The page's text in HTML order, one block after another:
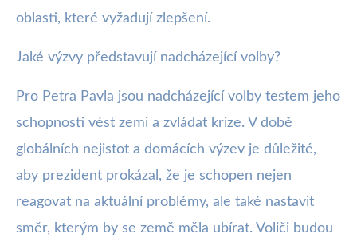
oblasti, které vyžadují zlepšení.
Jaké výzvy představují nadcházející volby?
Pro Petra Pavla jsou nadcházející volby testem jeho
schopnosti vést zemi a zvládat krize. V době
globálních nejistot a domácích výzev je důležité,
aby prezident prokázal, že je schopen nejen
reagovat na aktuální problémy, ale také nastavit
směr, kterým by se země měla ubírat. Voliči budou